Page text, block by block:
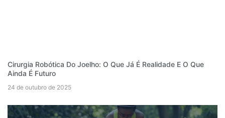
Cirurgia Robótica Do Joelho: O Que Já É Realidade E O Que
Ainda É Futuro
24 de outubro de 2025